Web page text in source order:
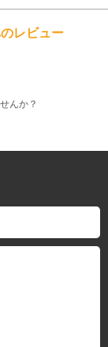
レビュー
んか？